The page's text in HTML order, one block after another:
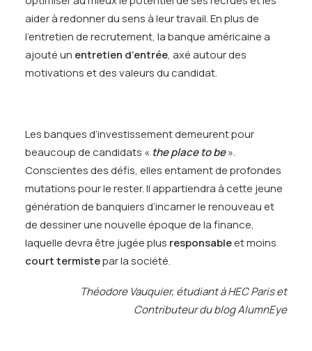
aider à redonner du sens à leur travail. En plus de
l’entretien de recrutement, la banque américaine a
ajouté un entretien d’entrée, axé autour des
motivations et des valeurs du candidat.
Les banques d’investissement demeurent pour
beaucoup de candidats « the place to be».
Conscientes des défis, elles entament de profondes
mutations pour le rester. Il appartiendra à cette jeune
génération de banquiers d’incarner le renouveau et
de dessiner une nouvelle époque de la finance,
laquelle devra être jugée plus responsableet moins
court termistepar la société.
Théodore Vauquier, étudiant à HEC Paris et
Contributeur du blog AlumnEye